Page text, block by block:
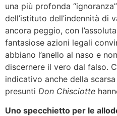
una più profonda
dell’istituto dell’indennità di
ancora peggio, con
fantasiose azioni legali
abbiano l’anello al naso e
discernere il vero dal falso.
indicativo anche della
presunti Don Chisciotte
Uno specchietto per le